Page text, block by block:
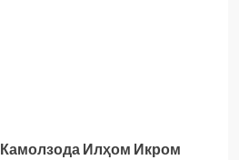
Камолзода Илҳом Икром